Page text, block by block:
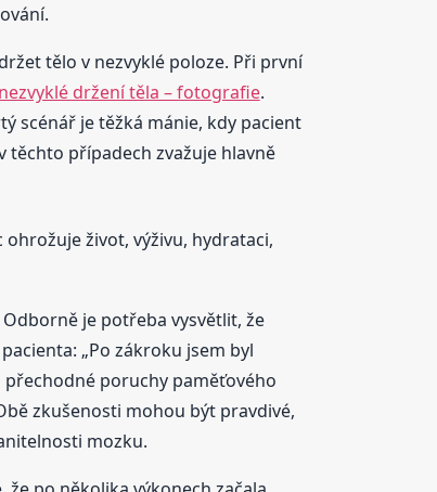
tělo v nezvyklé poloze. Při první
držení těla – fotografie.
scénář je těžká mánie, kdy pacient
těchto případech zvažuje hlavně
ohrožuje život, výživu, hydrataci,
je potřeba vysvětlit, že
„Po zákroku jsem byl
přechodné poruchy paměťového
zkušenosti mohou být pravdivé,
mozku.